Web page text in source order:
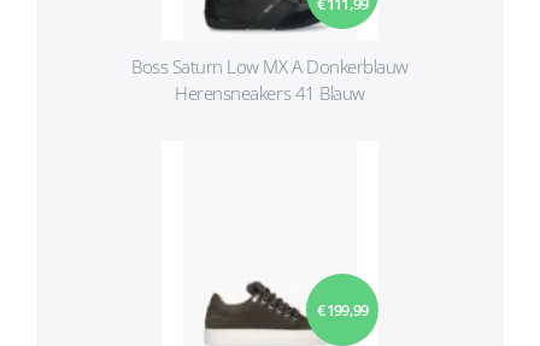
Boss Saturn Low MX A Donkerblauw
Herensneakers 41 Blauw
€ 199,99